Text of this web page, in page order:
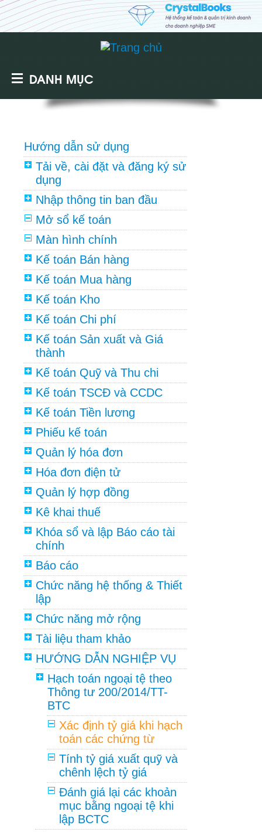
DANH MỤC
Hướng dẫn sử dụng
Tải về, cài đặt và đăng ký sử
dụng
Nhập thông tin ban đầu
Mở sổ kế toán
Màn hình chính
Kế toán Bán hàng
Kế toán Mua hàng
Kế toán Kho
Kế toán Chi phí
Kế toán Sản xuất và Giá
thành
Kế toán Quỹ và Thu chi
Kế toán TSCĐ và CCDC
Kế toán Tiền lương
Phiếu kế toán
Quản lý hóa đơn
Hóa đơn điện tử
Quản lý hợp đồng
Kê khai thuế
Khóa sổ và lập Báo cáo tài
chính
Báo cáo
Chức năng hệ thống & Thiết
lập
Chức năng mở rộng
Tài liệu tham khảo
HƯỚNG DẪN NGHIỆP VỤ
Hạch toán ngoại tệ theo
Thông tư 200/2014/TT-
BTC
Xác định tỷ giá khi hạch
toán các chứng từ
Tính tỷ giá xuất quỹ và
chênh lệch tỷ giá
Đánh giá lại các khoản
mục bằng ngoại tệ khi
lập BCTC